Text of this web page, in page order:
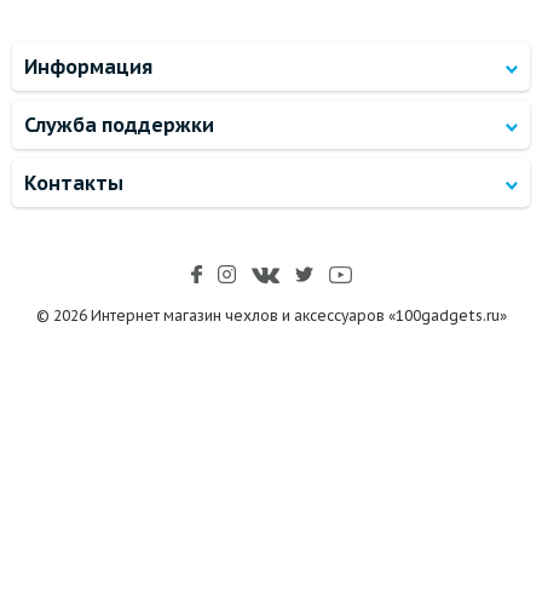
Информация
Служба поддержки
Контакты
© 2026 Интернет магазин чехлов и аксессуаров «100gadgets.ru»